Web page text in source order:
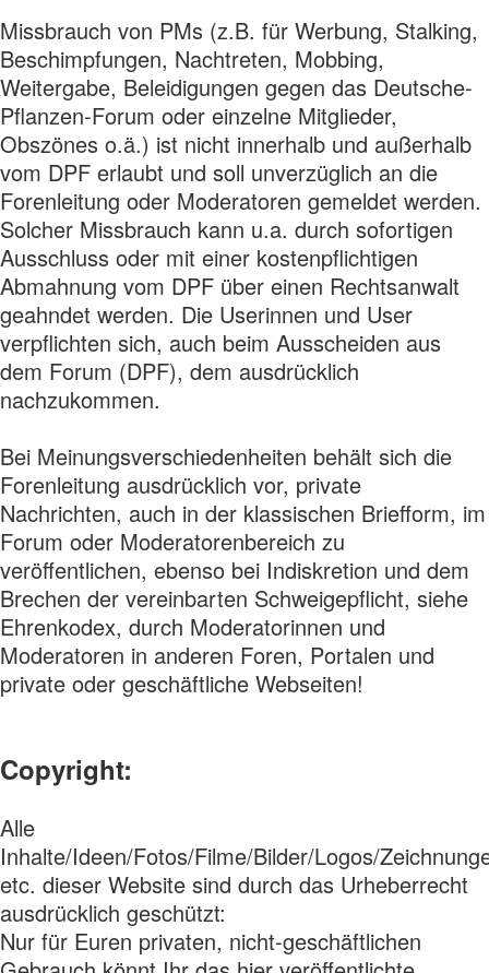
Missbrauch von PMs (z.B. für Werbung, Stalking,
Beschimpfungen, Nachtreten, Mobbing,
Weitergabe, Beleidigungen gegen das Deutsche-
Pflanzen-Forum oder einzelne Mitglieder,
Obszönes o.ä.) ist nicht innerhalb und außerhalb
vom DPF erlaubt und soll unverzüglich an die
Forenleitung oder Moderatoren gemeldet werden.
Solcher Missbrauch kann u.a. durch sofortigen
Ausschluss oder mit einer kostenpflichtigen
Abmahnung vom DPF über einen Rechtsanwalt
geahndet werden. Die Userinnen und User
verpflichten sich, auch beim Ausscheiden aus
dem Forum (DPF), dem ausdrücklich
nachzukommen.
Bei Meinungsverschiedenheiten behält sich die
Forenleitung ausdrücklich vor, private
Nachrichten, auch in der klassischen Briefform, im
Forum oder Moderatorenbereich zu
veröffentlichen, ebenso bei Indiskretion und dem
Brechen der vereinbarten Schweigepflicht, siehe
Ehrenkodex, durch Moderatorinnen und
Moderatoren in anderen Foren, Portalen und
private oder geschäftliche Webseiten!
Copyright:
Alle
Inhalte/Ideen/Fotos/Filme/Bilder/Logos/
etc. dieser Website sind durch das Urheberrecht
ausdrücklich geschützt:
Nur für Euren privaten, nicht-geschäftlichen